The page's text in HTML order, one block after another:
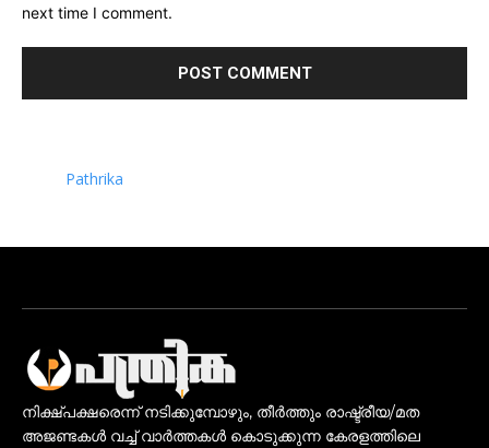
next time I comment.
Pathrika
നിക്ഷ്പക്ഷരെന്ന് നടിക്കുമ്പോഴും, തീർത്തും രാഷ്ട്രീയ/മത
അജണ്ടകൾ വച്ച് വാർത്തകൾ കൊടുക്കുന്ന കേരളത്തിലെ